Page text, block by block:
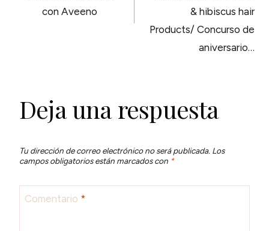
ENTRADAS
con Aveeno
& hibiscus hair
Products/ Concurso de
aniversario…
Deja una respuesta
Tu dirección de correo electrónico no será publicada. Los
campos obligatorios están marcados con *
Comentario *